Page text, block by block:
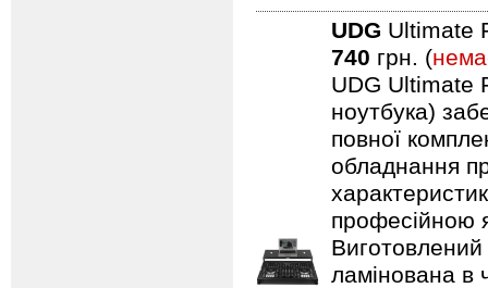
UDG Ultimate
740 грн. (
UDG Ultimate
ноутбука)
повної
обладнання
професійною
ламінована в